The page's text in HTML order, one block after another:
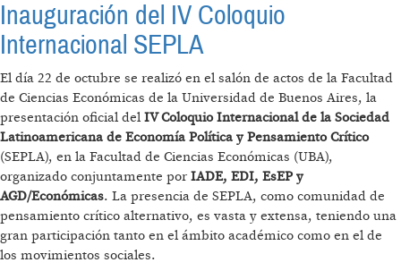
Inauguración del IV Coloquio
Internacional SEPLA
El día 22 de octubre se realizó en el salón de actos de la Facultad
de Ciencias Económicas de la Universidad de Buenos Aires, la
presentación oficial del IV Coloquio Internacional de la Sociedad
Latinoamericana de Economía Política y Pensamiento Crítico
(SEPLA), en la Facultad de Ciencias Económicas (UBA),
organizado conjuntamente por IADE, EDI, EsEP y
AGD/Económicas. La presencia de SEPLA, como comunidad de
pensamiento crítico alternativo, es vasta y extensa, teniendo una
gran participación tanto en el ámbito académico como en el de
los movimientos sociales.